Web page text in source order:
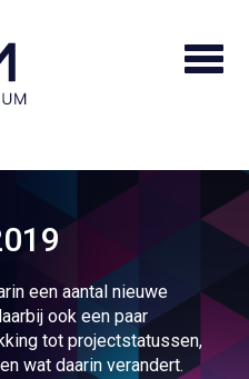
een aantal nieuwe
ook een paar
tot projectstatussen,
wat daarin verandert.